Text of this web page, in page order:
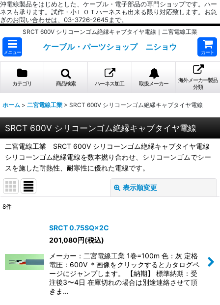
沖電線製品をはじめとした、ケーブル・電子部品の専門ショップです。ハー
ネスも承ります。試作・小ＬＯＴハーネスも出来る限り対応致します。お急
ぎのお問い合わせは、03-3726-2645まで。
SRCT 600V シリコーンゴム絶縁キャブタイヤ電線｜二宮電線工業
メニュー
ケーブル・パーツショップ ニショウ
カート
カテゴリ 商品検索 ハーネス加工 取扱メーカー
海外メーカー製品
分類
ホーム > 二宮電線工業 > SRCT 600V シリコーンゴム絶縁キャブタイヤ電線
SRCT 600V シリコーンゴム絶縁キャブタイヤ電線
二宮電線工業 SRCT 600V シリコーンゴム絶縁キャブタイヤ電線
シリコーンゴム絶縁電線を数本撚り合わせ、シリコーンゴムでシー
スを施した耐熱性、耐寒性に優れた電線です。
表示順変更
絞り込む
8件
SRCT 0.75SQ×2C
201,080円(税込)
メーカー：二宮電線工業 1巻=100m 色：灰 定格
電圧：600V ＊画像をクリックするとカタログペ
ージにジャンプします。 【納期】 標準納期：受
注後3〜4日 在庫切れの場合は別途連絡させて頂
きま…